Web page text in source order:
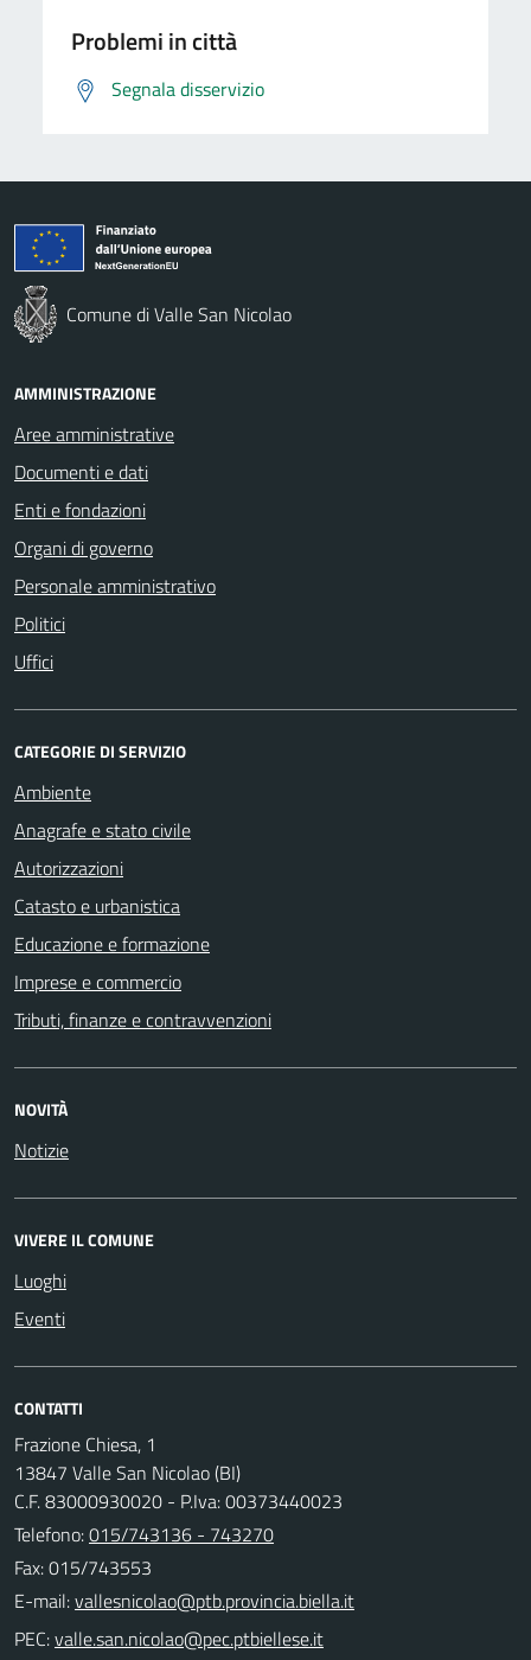
Problemi in città
Segnala disservizio
Comune di Valle San Nicolao
AMMINISTRAZIONE
Aree amministrative
Documenti e dati
Enti e fondazioni
Organi di governo
Personale amministrativo
Politici
Uffici
CATEGORIE DI SERVIZIO
Ambiente
Anagrafe e stato civile
Autorizzazioni
Catasto e urbanistica
Educazione e formazione
Imprese e commercio
Tributi, finanze e contravvenzioni
NOVITÀ
Notizie
VIVERE IL COMUNE
Luoghi
Eventi
CONTATTI
Frazione Chiesa, 1
13847 Valle San Nicolao (BI)
C.F. 83000930020 - P.Iva: 00373440023
Telefono:015/743136 - 743270
Fax: 015/743553
E-mail:
PEC: